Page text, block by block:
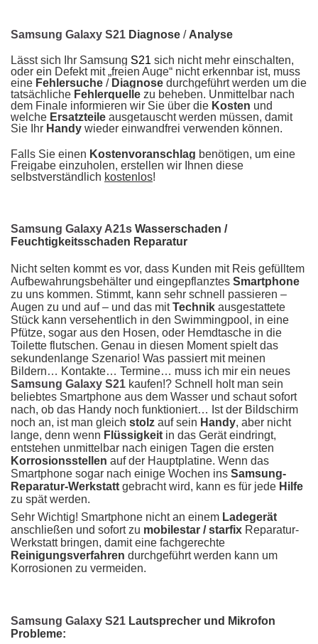
Samsung Galaxy S21 Diagnose / Analyse
Lässt sich Ihr Samsung S21 sich nicht mehr einschalten,
oder ein Defekt mit „freien Auge“ nicht erkennbar ist, muss
eine Fehlersuche / Diagnose durchgeführt werden um die
tatsächliche Fehlerquelle zu beheben. Unmittelbar nach
dem Finale informieren wir Sie über die Kosten und
welche Ersatzteile ausgetauscht werden müssen, damit
Sie Ihr Handy wieder einwandfrei verwenden können.
Falls Sie einen Kostenvoranschlag benötigen, um eine
Freigabe einzuholen, erstellen wir Ihnen diese
selbstverständlich kostenlos!
Samsung Galaxy A21s Wasserschaden /
Feuchtigkeitsschaden Reparatur
Nicht selten kommt es vor, dass Kunden mit Reis gefülltem
Aufbewahrungsbehälter und eingepflanztes Smartphone
zu uns kommen. Stimmt, kann sehr schnell passieren –
Augen zu und auf – und das mitTechnik ausgestattete
Stück kann versehentlich in den Swimmingpool, in eine
Pfütze, sogar aus den Hosen, oder Hemdtasche in die
Toilette flutschen. Genau in diesen Moment spielt das
sekundenlange Szenario! Was passiert mit meinen
Bildern… Kontakte… Termine… muss ich mir ein neues
Samsung Galaxy S21 kaufen!? Schnell holt man sein
beliebtes Smartphone aus dem Wasser und schaut sofort
nach, ob das Handy noch funktioniert… Ist der Bildschirm
noch an, ist man gleich stolz auf sein Handy, aber nicht
lange, denn wenn Flüssigkeit in das Gerät eindringt,
entstehen unmittelbar nach einigen Tagen die ersten
Korrosionsstellen auf der Hauptplatine. Wenn das
Smartphone sogar nach einige Wochen ins Samsung-
Reparatur-Werkstatt gebracht wird, kann es für jede Hilfe
zu spät werden.
Sehr Wichtig! Smartphone nicht an einem Ladegerät
anschließen und sofort zu mobilestar / starfix Reparatur-
Werkstatt bringen, damit eine fachgerechte
Reinigungsverfahren durchgeführt werden kann um
Korrosionen zu vermeiden.
Samsung Galaxy S21 Lautsprecher und Mikrofon
Probleme: